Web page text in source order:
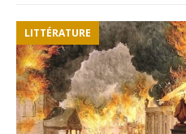
LITTÉRATURE